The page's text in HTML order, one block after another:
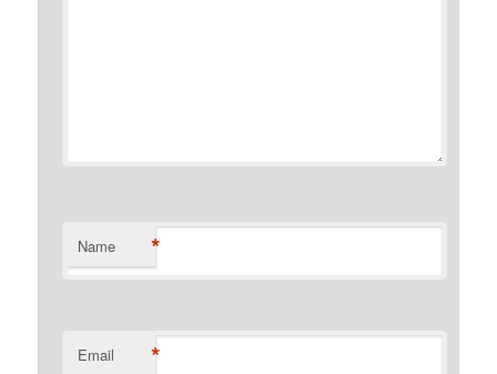
Name *
Email *